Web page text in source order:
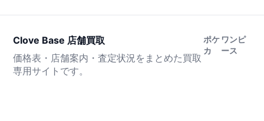
Clove Base 店舗買取
価格表・店舗案内・査定状況をまとめた買取
専用サイトです。
ポケ
カ
ワンピ
ース